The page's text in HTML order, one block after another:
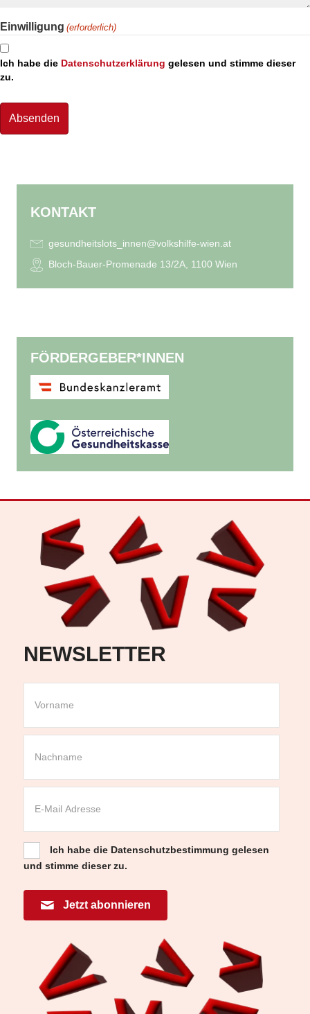
Einwilligung (erforderlich)
Ich habe die Datenschutzerklärung gelesen und stimme dieser
zu.
KONTAKT
gesundheitslots_innen@volkshilfe-wien.at
Bloch-Bauer-Promenade 13/2A, 1100 Wien
FÖRDERGEBER*INNEN
NEWSLETTER
Ich habe die Datenschutzbestimmung gelesen
und stimme dieser zu.
Jetzt abonnieren